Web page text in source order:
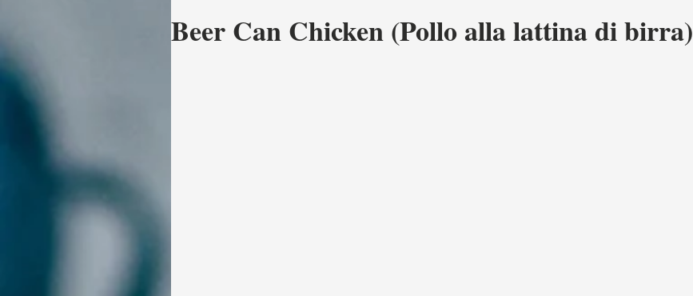
Beer Can Chicken (Pollo alla lattina di birra)